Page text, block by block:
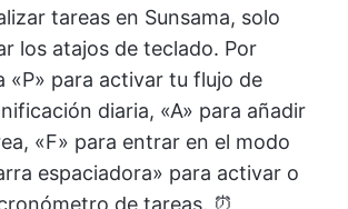
tareas en Sunsama, solo
los atajos de teclado. Por
«P» para activar tu flujo de
diaria, «A» para añadir
«F» para entrar en el modo
espaciadora» para activar o
de tareas. ⏰